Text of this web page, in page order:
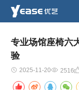
专业场馆座椅六
验
2025-11-20 2516